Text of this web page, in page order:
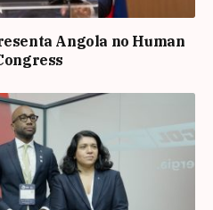
Angola no Human